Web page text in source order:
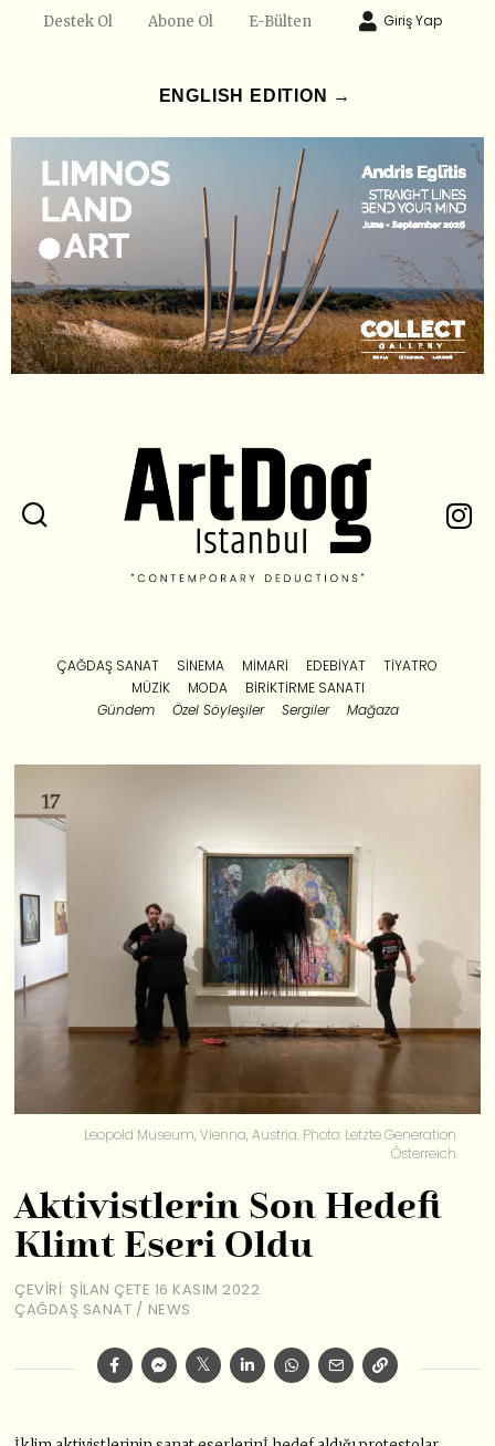
Destek Ol Abone Ol E-Bülten Giriş Yap
ENGLISH EDITION →
ÇAĞDAŞ SANAT SINEMA MIMARI EDEBIYAT
TIYATRO
MÜZIK
MODA
BIRIKTIRME SANATI
Gündem
Özel Söyleşiler Sergiler Mağaza
Leopold Museum, Vienna, Austria. Photo: Letzte Generation
Österreich
Aktivistlerin Son Hedefi
Klimt Eseri Oldu
ÇEVIRI: ŞILAN ÇETE 16 KASIM 2022
ÇAĞDAŞ SANAT / NEWS